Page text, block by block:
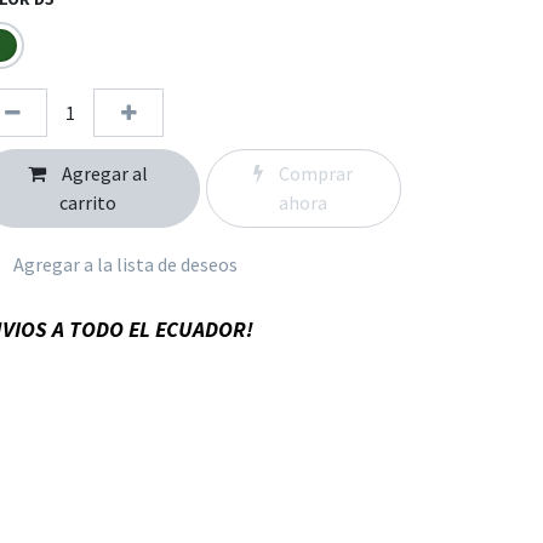
Agregar al
carrito
Comprar
ahora
Agregar a la lista de deseos
A TODO EL ECUADOR!